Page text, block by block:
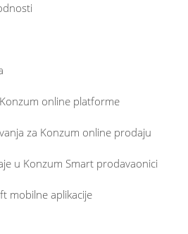
online platforme
za Konzum online prodaju
u Konzum Smart prodavaonici
mobilne aplikacije